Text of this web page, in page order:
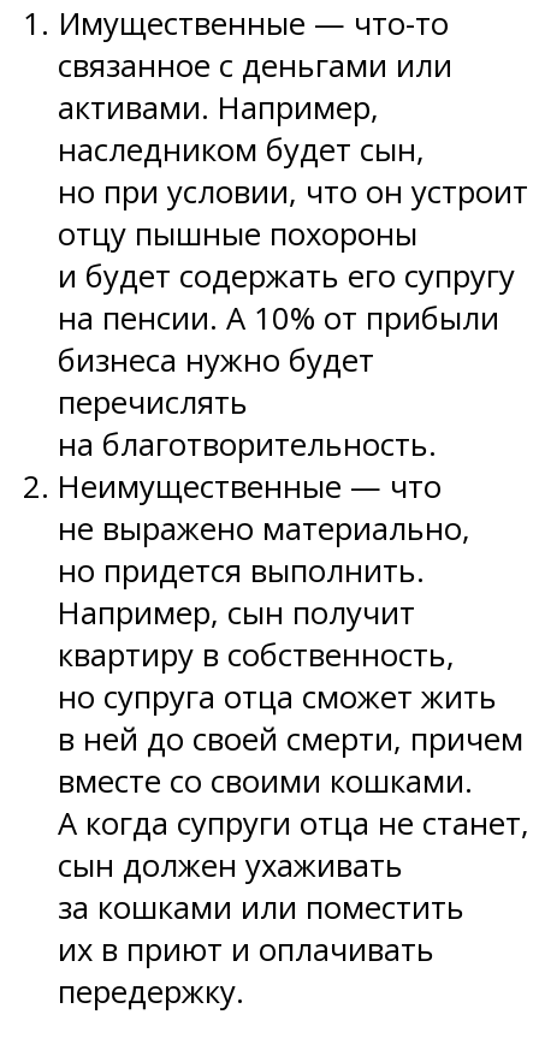
Имущественные — что-то
связанное с деньгами или
активами. Например,
наследником будет сын,
но при условии, что он устроит
отцу пышные похороны
и будет содержать его супругу
на пенсии. А 10% от прибыли
бизнеса нужно будет
перечислять
на благотворительность.
Неимущественные — что
не выражено материально,
но придется выполнить.
Например, сын получит
квартиру в собственность,
но супруга отца сможет жить
в ней до своей смерти, причем
вместе со своими кошками.
А когда супруги отца не станет,
сын должен ухаживать
за кошками или поместить
их в приют и оплачивать
передержку.